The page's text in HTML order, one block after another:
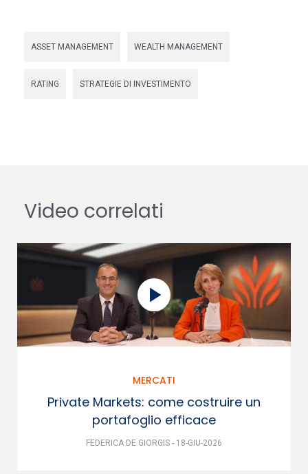
ASSET MANAGEMENT WEALTH MANAGEMENT
RATING STRATEGIE DI INVESTIMENTO
Video correlati
MERCATI
Private Markets: come costruire un
portafoglio efficace
FEDERICA DE GIORGIS - 18-GIU-2026